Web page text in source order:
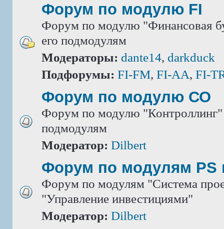
Форум по модулю FI
Форум по модулю "Финансовая
его подмодулям
Модераторы: dante14, darkduck
Подфорумы: FI-FM, FI-AA, FI-
Форум по модулю СО
Форум по модулю "Контроллинг"
подмодулям
Модератор: Dilbert
Форум по модулям PS
Форум по модулям "Система
"Управление инвестициями"
Модератор: Dilbert